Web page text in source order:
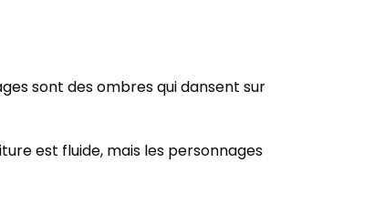
sont des ombres qui dansent sur
est fluide, mais les personnages